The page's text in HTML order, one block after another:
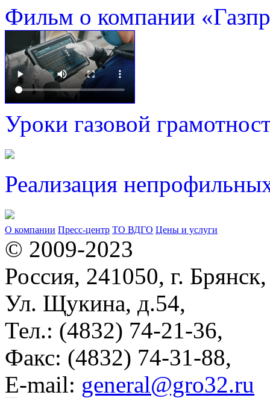
Фильм о компании
Уроки газовой
Реализация
О компании Пресс-центр ТО ВДГО Цены и услуги
© 2009-2023
Россия, 241050, г. Брянск,
Ул. Щукина, д.54,
Тел.: (4832) 74-21-36,
Факс: (4832) 74-31-88,
Е-mail: general@gro32.ru